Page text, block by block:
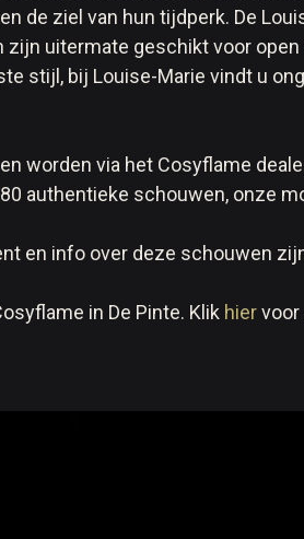
de ziel van hun tijdperk. De
uitermate geschikt voor
stijl, bij Louise-Marie vindt u
worden via het Cosyflame
authentieke schouwen, onze
en info over deze schouwen
in De Pinte. Klik hier